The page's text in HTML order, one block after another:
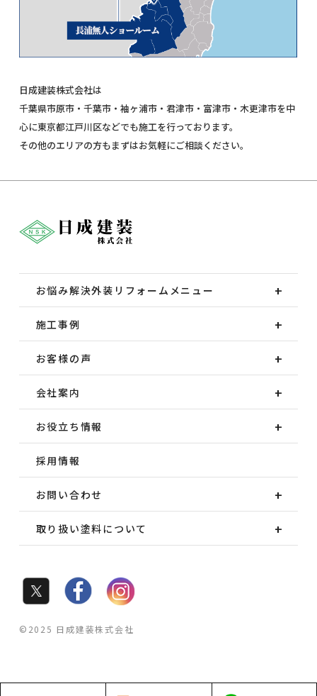
日成建装株式会社は
千葉県市原市・千葉市・袖ヶ浦市・君津市・富津市・木更津市を中
心に東京都江戸川区などでも施工を行っております。
その他のエリアの方もまずはお気軽にご相談ください。
お悩み解決外装 リフォームメニュー
施工事例
お客様の声
会社案内
お役立ち情報
採用情報
お問い合わせ
取り扱い塗料について
©2025 日成建装株式会社